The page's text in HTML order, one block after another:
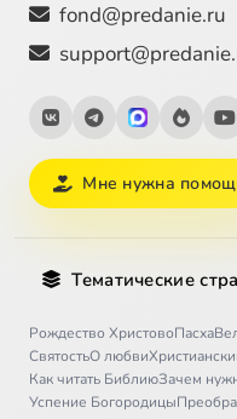
fond@predanie.ru
Мне нужна
Тематические
Рождество ХристовоПасха
СвятостьО любви
Как читать БиблиюЗачем
Успение Богородицы